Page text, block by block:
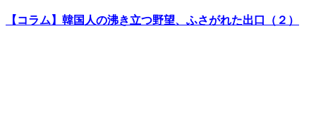
【コラム】韓国人の沸き立つ野望、ふさがれた出口（２）